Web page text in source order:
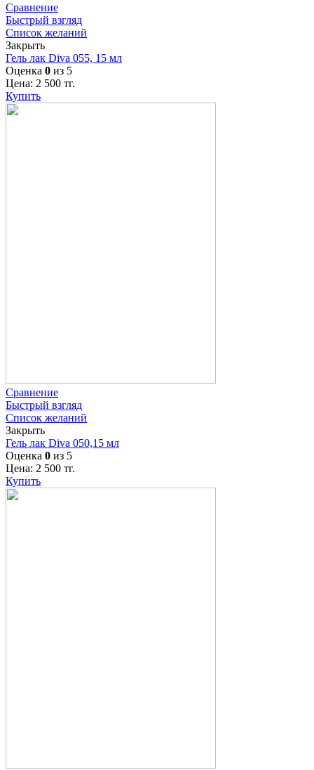
Сравнение
Быстрый взгляд
Список желаний
Закрыть
Гель лак Diva 055, 15 мл
Оценка 0 из 5
Цена: 2 500 тг.
Купить
Сравнение
Быстрый взгляд
Список желаний
Закрыть
Гель лак Diva 050,15 мл
Оценка 0 из 5
Цена: 2 500 тг.
Купить